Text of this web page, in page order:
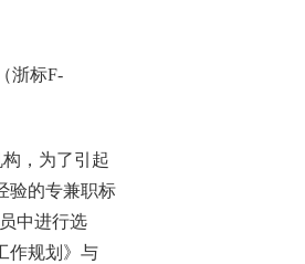
浙标F-
，为了引起
验的专兼职标
中进行选
作规划》与